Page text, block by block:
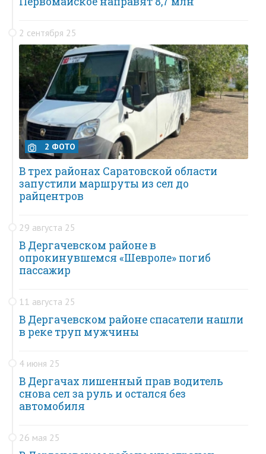
2 сентября 25
2 ФОТО
В трех районах Саратовской области
запустили маршруты из сел до
райцентров
29 августа 25
В Дергачевском районе в
опрокинувшемся «Шевроле» погиб
пассажир
11 августа 25
В Дергачевском районе спасатели нашли
в реке труп мужчины
4 июня 25
В Дергачах лишенный прав водитель
снова сел за руль и остался без
автомобиля
26 мая 25